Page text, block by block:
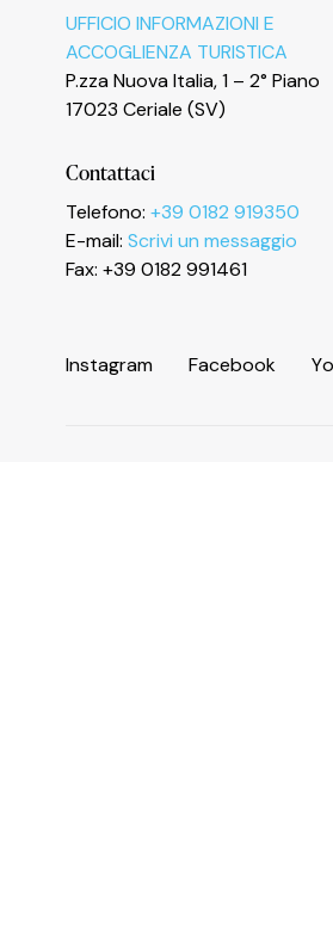
UFFICIO INFORMAZIONI E
ACCOGLIENZA TURISTICA
P.zza Nuova Italia, 1 – 2° Piano
17023 Ceriale (SV)
Contattaci
Telefono: +39 0182 919350
E-mail: Scrivi un messaggio
Fax: +39 0182 991461
Instagram Facebook Yo